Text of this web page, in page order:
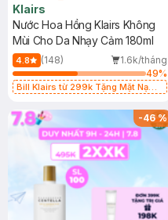
Klairs
Nước Hoa Hồng Klairs Không
Mùi Cho Da Nhạy Cảm 180ml
4.8 (148)
1.6k/tháng
49%
Bill Klairs từ 299k Tặng Mặt Nạ
25ml (SL Có Hạn)
-46%